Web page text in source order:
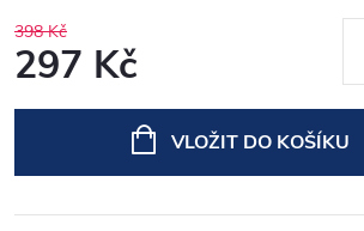
398 Kč
297 Kč
VLOŽIT DO KOŠÍKU